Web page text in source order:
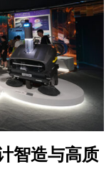
智造与高质